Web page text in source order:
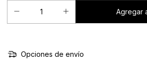
Opciones de envío